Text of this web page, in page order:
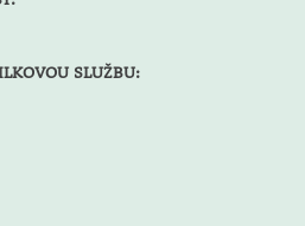
SLUŽBU: